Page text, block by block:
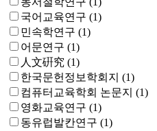
국어교육연구 (1)
민속학연구 (1)
어문연구 (1)
人文硏究 (1)
한국문헌정보학회지 (1)
컴퓨터교육학회 논문지 (1)
영화교육연구 (1)
동유럽발칸연구 (1)